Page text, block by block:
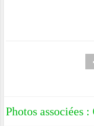
Photos associées